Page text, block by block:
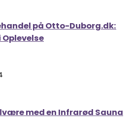
på Otto-Duborg.dk:
Oplevelse
med en Infrarød Sauna